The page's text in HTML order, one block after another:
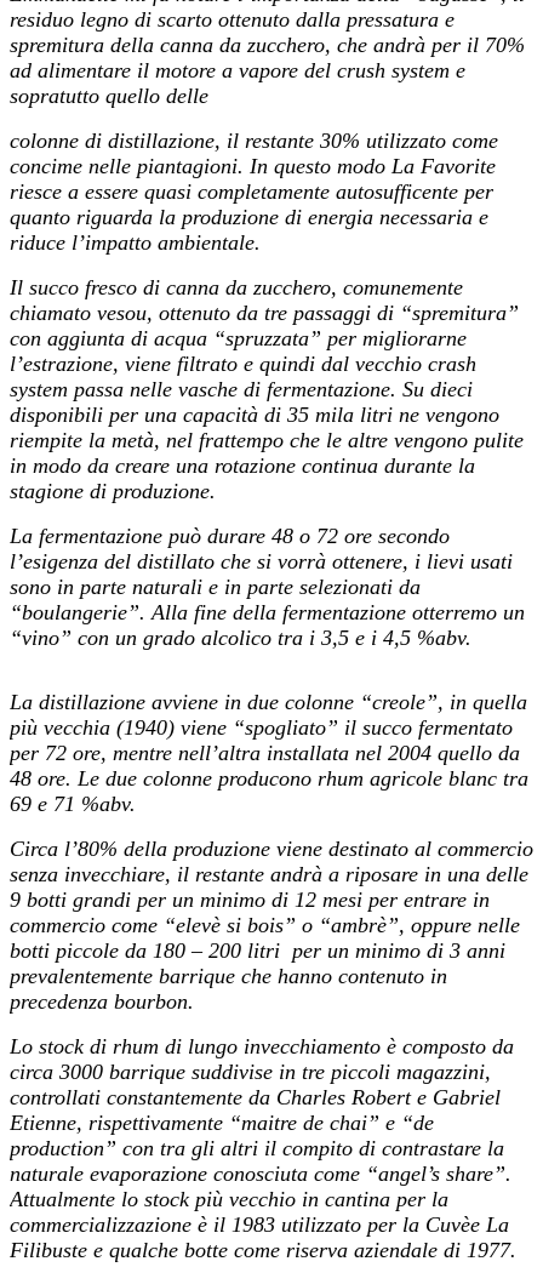
residuo legno di scarto ottenuto dalla pressatura e
spremitura della canna da zucchero, che andrà per il 70%
ad alimentare il motore a vapore del crush system e
sopratutto quello delle
colonne di distillazione, il restante 30% utilizzato come
concime nelle piantagioni. In questo modo La Favorite
riesce a essere quasi completamente autosufficente per
quanto riguarda la produzione di energia necessaria e
riduce l’impatto ambientale.
Il succo fresco di canna da zucchero, comunemente
chiamato vesou, ottenuto da tre passaggi di “spremitura”
con aggiunta di acqua “spruzzata” per migliorarne
l’estrazione, viene filtrato e quindi dal vecchio crash
system passa nelle vasche di fermentazione. Su dieci
disponibili per una capacità di 35 mila litri ne vengono
riempite la metà, nel frattempo che le altre vengono pulite
in modo da creare una rotazione continua durante la
stagione di produzione.
La fermentazione può durare 48 o 72 ore secondo
l’esigenza del distillato che si vorrà ottenere, i lievi usati
sono in parte naturali e in parte selezionati da
“boulangerie”. Alla fine della fermentazione otterremo un
“vino” con un grado alcolico tra i 3,5 e i 4,5 %abv.
La distillazione avviene in due colonne “creole”, in quella
più vecchia (1940) viene “spogliato” il succo fermentato
per 72 ore, mentre nell’altra installata nel 2004 quello da
48 ore. Le due colonne producono rhum agricole blanc tra
69 e 71 %abv.
Circa l’80% della produzione viene destinato al commercio
senza invecchiare, il restante andrà a riposare in una delle
9 botti grandi per un minimo di 12 mesi per entrare in
commercio come “elevè si bois” o “ambrè”, oppure nelle
botti piccole da 180 – 200 litri per un minimo di 3 anni
prevalentemente barrique che hanno contenuto in
precedenza bourbon.
Lo stock di rhum di lungo invecchiamento è composto da
circa 3000 barrique suddivise in tre piccoli magazzini,
controllati constantemente da Charles Robert e Gabriel
Etienne, rispettivamente “maitre de chai” e “de
production” con tra gli altri il compito di contrastare la
naturale evaporazione conosciuta come “angel’s share”.
Attualmente lo stock più vecchio in cantina per la
commercializzazione è il 1983 utilizzato per la Cuvèe La
Filibuste e qualche botte come riserva aziendale di 1977.